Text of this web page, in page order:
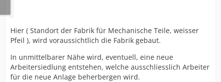
Hier ( Standort der Fabrik für Mechanische Teile, weisser
Pfeil ), wird voraussichtlich die Fabrik gebaut.
In unmittelbarer Nähe wird, eventuell, eine neue
Arbeitersiedlung entstehen, welche ausschliesslich Arbeiter
für die neue Anlage beherbergen wird.